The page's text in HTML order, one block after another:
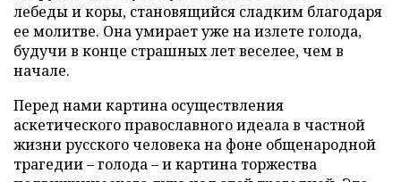
лебеды и коры, становящийся сладким благодаря
ее молитве. Она умирает уже на излете голода,
будучи в конце страшных лет веселее, чем в
начале.
Перед нами картина осуществления
аскетического православного идеала в частной
жизни русского человека на фоне общенародной
трагедии – голода – и картина торжества